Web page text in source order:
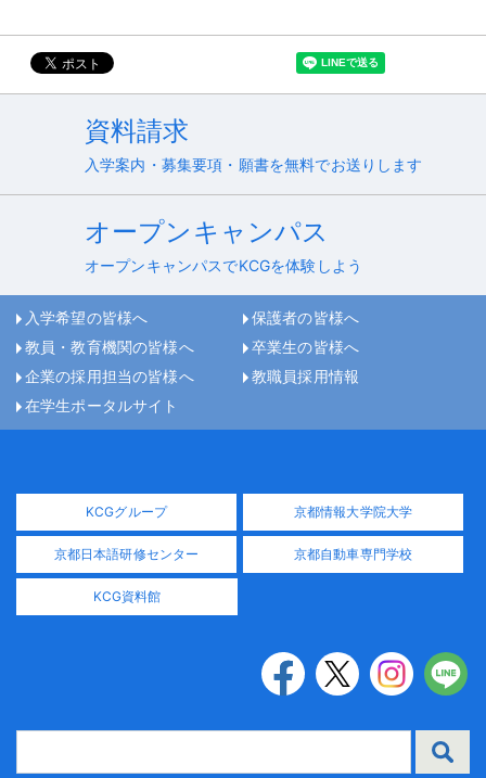
資料請求
入学案内・募集要項・願書を無料でお送りします
オープンキャンパス
オープンキャンパスでKCGを体験しよう
入学希望の皆様へ
保護者の皆様へ
教員・教育機関の皆様へ
卒業生の皆様へ
企業の採用担当の皆様へ
教職員採用情報
在学生ポータルサイト
KCGグループ 京都情報大学院大学
京都日本語研修センター 京都自動車専門学校
KCG資料館